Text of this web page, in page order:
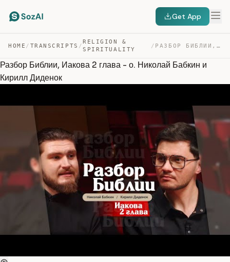
Get App
HOME / TRANSCRIPTS /
RELIGION &
SPIRITUALITY
/ РАЗБОР БИБЛИИ, ИАКОВА 2 ГЛАВА – О. НИКОЛАЙ БАБКИН И КИР… — TRANSCRIPT
Разбор Библии, Иакова 2 глава - о. Николай Бабкин и
Кирилл Диденок